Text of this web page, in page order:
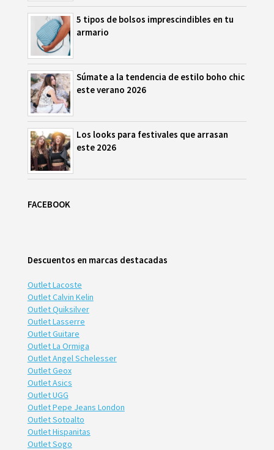
5 tipos de bolsos imprescindibles en tu
armario
Súmate a la tendencia de estilo boho chic
este verano 2026
Los looks para festivales que arrasan
este 2026
FACEBOOK
Descuentos en marcas destacadas
Outlet Lacoste
Outlet Calvin Kelin
Outlet Quiksilver
Outlet Lasserre
Outlet Guitare
Outlet La Ormiga
Outlet Angel Schelesser
Outlet Geox
Outlet Asics
Outlet UGG
Outlet Pepe Jeans London
Outlet Sotoalto
Outlet Hispanitas
Outlet Sogo